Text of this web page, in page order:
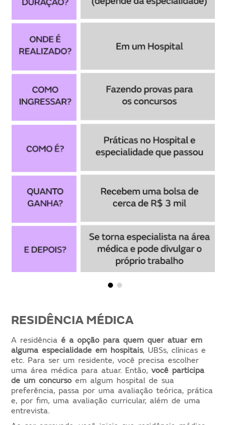
RESIDÊNCIA MÉDICA
A residênciaé a opção para quem quer atuar em
alguma especialidade em hospitais, UBSs, clínicas e
etc. Para ser um residente, você precisa escolher
uma área médica para atuar. Então,você participa
de um concurso em algum hospital de sua
preferência, passa por uma avaliação teórica, prática
e, por fim, uma avaliação curricular, além de uma
entrevista.